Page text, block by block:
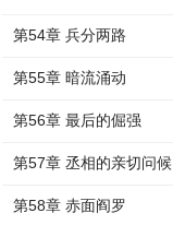
第54章 兵分两路
第55章 暗流涌动
第56章 最后的倔强
第57章 丞相的亲切问候
第58章 赤面阎罗